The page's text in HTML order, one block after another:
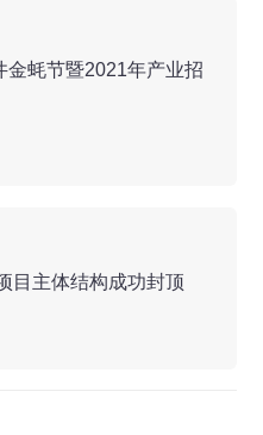
金蚝节暨2021年产业招
目主体结构成功封顶